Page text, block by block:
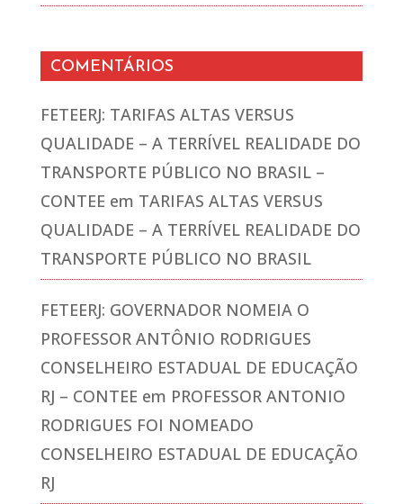
COMENTÁRIOS
FETEERJ: TARIFAS ALTAS VERSUS
QUALIDADE – A TERRÍVEL REALIDADE DO
TRANSPORTE PÚBLICO NO BRASIL –
CONTEE em TARIFAS ALTAS VERSUS
QUALIDADE – A TERRÍVEL REALIDADE DO
TRANSPORTE PÚBLICO NO BRASIL
FETEERJ: GOVERNADOR NOMEIA O
PROFESSOR ANTÔNIO RODRIGUES
CONSELHEIRO ESTADUAL DE EDUCAÇÃO
RJ – CONTEE em PROFESSOR ANTONIO
RODRIGUES FOI NOMEADO
CONSELHEIRO ESTADUAL DE EDUCAÇÃO
RJ